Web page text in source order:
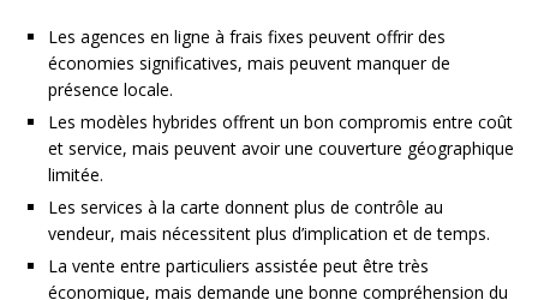
Les agences en ligne à frais fixes peuvent offrir des
économies significatives, mais peuvent manquer de
présence locale.
Les modèles hybrides offrent un bon compromis entre coût
et service, mais peuvent avoir une couverture géographique
limitée.
Les services à la carte donnent plus de contrôle au
vendeur, mais nécessitent plus d’implication et de temps.
La vente entre particuliers assistée peut être très
économique, mais demande une bonne compréhension du